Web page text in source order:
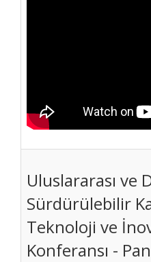
Uluslararası ve
Sürdürülebilir
Teknoloji ve
Konferansı -